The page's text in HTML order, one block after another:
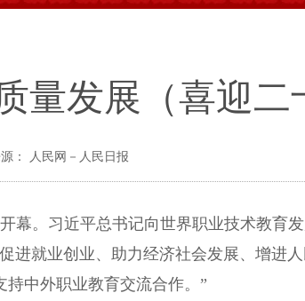
量发展（喜迎二
： 人民网－人民日报
。习近平总书记向世界职业技术教育
进就业创业、助力经济社会发展、增进
中外职业教育交流合作。”